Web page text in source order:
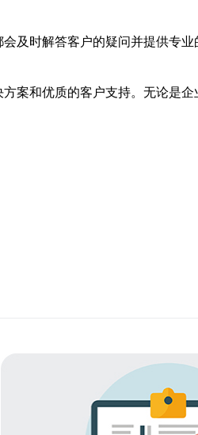
及时解答客户的疑问并提供专
案和优质的客户支持。无论是企